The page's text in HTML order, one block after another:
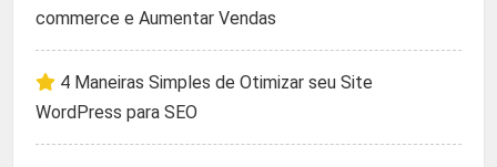
commerce e Aumentar Vendas
4 Maneiras Simples de Otimizar seu Site
WordPress para SEO